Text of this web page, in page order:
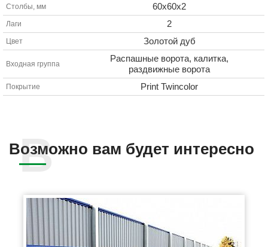
Столбы, мм 60х60х2
Лаги 2
Цвет Золотой дуб
Входная группа
Распашные ворота, калитка,
раздвижные ворота
Покрытие Print Twincolor
Возможно вам будет интересно